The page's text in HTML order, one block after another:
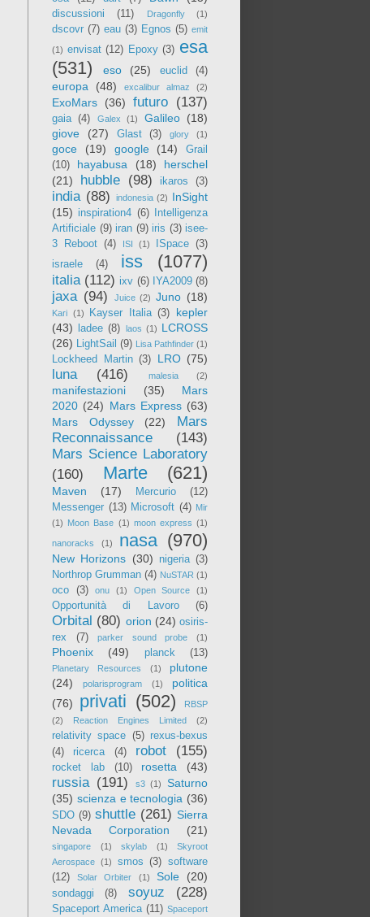
discussioni (11) Dragonfly (1)
dscovr (7) eau (3) Egnos (5) emit
(1) envisat (12) Epoxy (3) esa
(531)
eso (25) euclid (4)
europa (48) excalibur almaz (2)
ExoMars (36) futuro (137)
gaia (4) Galex (1) Galileo (18)
giove
(27) Glast (3) glory (1)
goce (19) google (14)
Grail
(10)
hayabusa (18)
herschel
(21)
hubble (98) ikaros (3)
india (88) indonesia (2) InSight
(15) inspiration4 (6)
Intelligenza
Artificiale (9) iran (9) iris (3) isee-
3 Reboot (4) ISI (1) ISpace (3)
israele
(4) iss (1077)
italia (112) ixv (6) IYA2009 (8)
jaxa (94) Juice (2) Juno (18)
Kari (1) Kayser Italia (3)
kepler
(43)
ladee (8) laos (1) LCROSS
(26) LightSail (9) Lisa Pathfinder (1)
Lockheed Martin (3) LRO (75)
luna (416) malesia (2)
manifestazioni (35)
Mars
2020 (24) Mars Express (63)
Mars Odyssey
(22)
Mars
Reconnaissance
(143)
Mars Science Laboratory
(160)
Marte (621)
Maven (17) Mercurio
(12)
Messenger (13) Microsoft (4) Mir
(1) Moon Base (1) moon express (1)
nanoracks (1) nasa (970)
New Horizons (30) nigeria (3)
Northrop Grumman (4) NuSTAR (1)
oco (3) onu (1) Open Source (1)
Opportunità di Lavoro (6)
Orbital (80) orion (24) osiris-
rex
(7) parker sound probe (1)
Phoenix (49) planck (13)
Planetary Resources (1)
plutone
(24)
polarisprogram (1)
politica
(76)
privati (502)
RBSP
(2)
Reaction Engines Limited (2)
relativity space (5) rexus-bexus
(4)
ricerca (4) robot (155)
rocket lab (10) rosetta (43)
russia (191) s3 (1)
Saturno
(35) scienza e tecnologia (36)
SDO (9) shuttle (261) Sierra
Nevada Corporation
(21)
singapore (1) skylab (1)
Skyroot
Aerospace (1) smos (3) software
(12)
Solar Orbiter (1) Sole (20)
sondaggi (8) soyuz (228)
Spaceport America (11) Spaceport